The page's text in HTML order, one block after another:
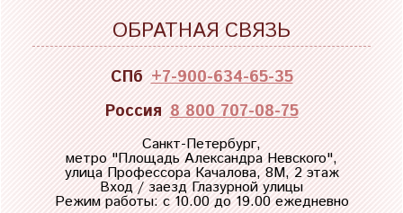
ОБРАТНАЯ СВЯЗЬ
СПб +7-900-634-65-35
Россия 8 800 707-08-75
Санкт-Петербург,
метро "Площадь Александра Невского",
улица Профессора Качалова, 8М, 2 этаж
Вход / заезд Глазурной улицы
Режим работы: с 10.00 до 19.00 ежедневно